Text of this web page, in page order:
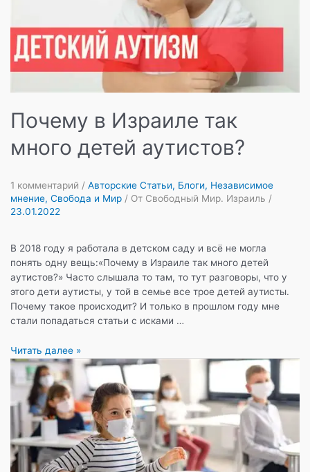
Почему в Израиле так
много детей аутистов?
1 комментарий / Авторские Статьи, Блоги, Независимое
мнение, Свобода и Мир / От Свободный Мир. Израиль /
23.01.2022
В 2018 году я работала в детском саду и всё не могла
понять одну вещь:«Почему в Израиле так много детей
аутистов?» Часто слышала то там, то тут разговоры, что у
этого дети аутисты, у той в семье все трое детей аутисты.
Почему такое происходит? И только в прошлом году мне
стали попадаться статьи с исками …
Почему
в
Израиле
много
детей
аутистов?
Читать далее »